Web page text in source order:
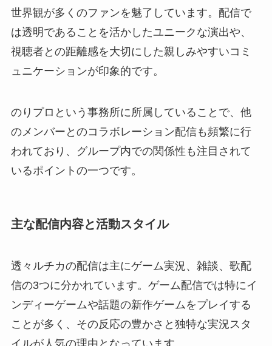
世界観が多くのファンを魅了しています。配信で
は透明であることを活かしたユニークな演出や、
視聴者との距離感を大切にした親しみやすいコミ
ュニケーションが印象的です。
のりプロという事務所に所属していることで、他
のメンバーとのコラボレーション配信も頻繁に行
われており、グループ内での関係性も注目されて
いるポイントの一つです。
主な配信内容と活動スタイル
透々ルチカの配信は主にゲーム実況、雑談、歌配
信の3つに分かれています。ゲーム配信では特にイ
ンディーゲームや話題の新作ゲームをプレイする
ことが多く、その反応の豊かさと独特な実況スタ